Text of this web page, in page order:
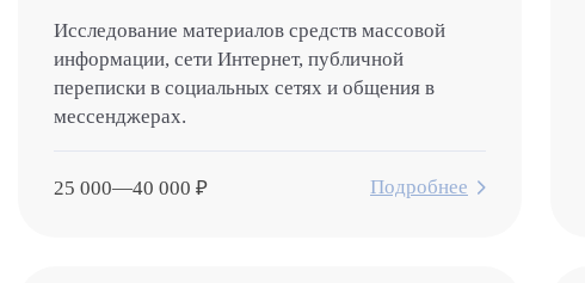
Исследование материалов средств массовой
информации, сети Интернет, публичной
переписки в социальных сетях и общения в
мессенджерах.
25 000—40 000 ₽ Подробнее